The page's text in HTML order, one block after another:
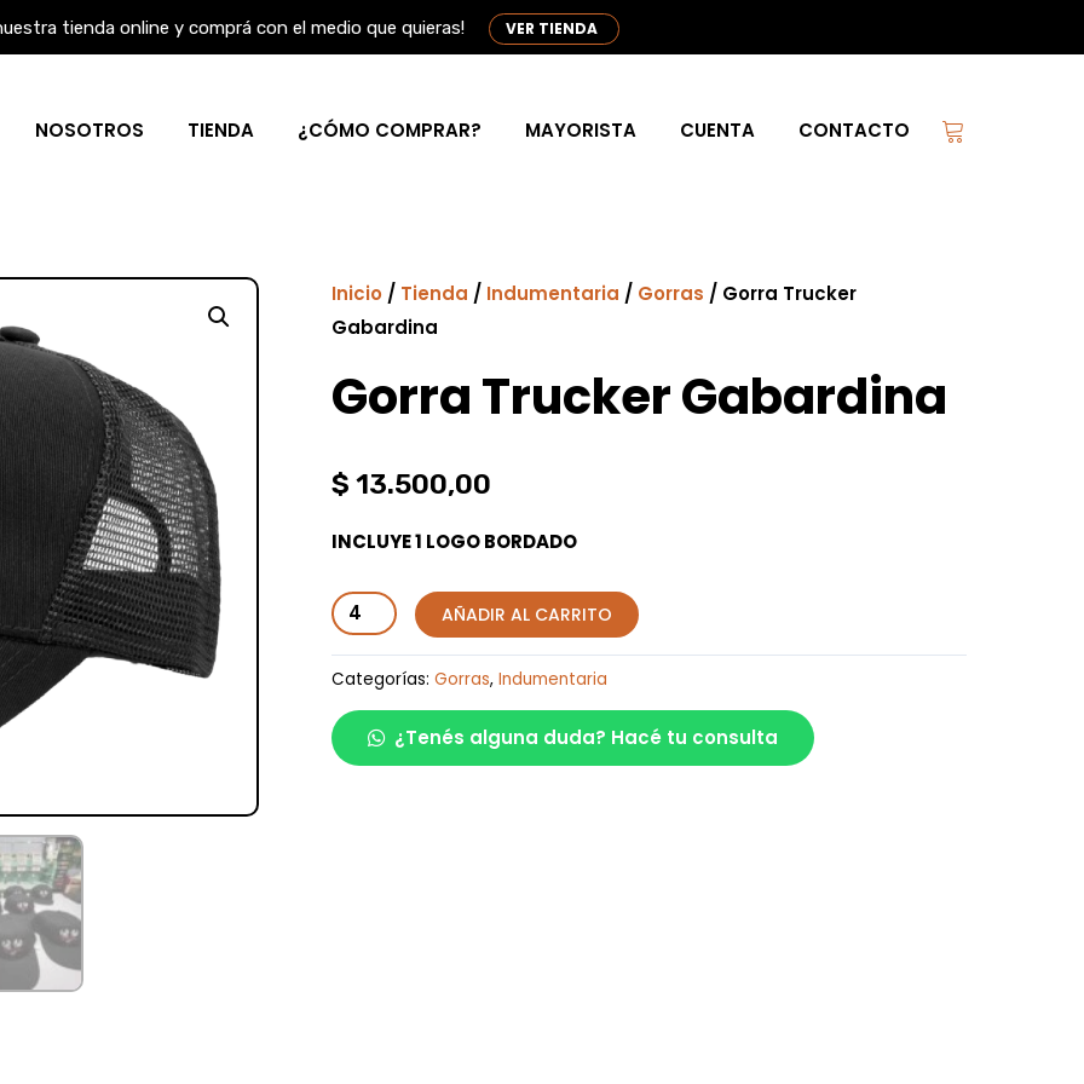
tienda online y comprá con el medio que quieras! VER TIENDA
NOSOTROS TIENDA ¿CÓMO COMPRAR? MAYORISTA CUENTA CONTACTO
Inicio / Tienda / Indumentaria / Gorras / Gorra Trucker
Gabardina
Gorra Trucker Gabardina
$ 13.500,00
INCLUYE 1 LOGO BORDADO
Gorra
Trucker
Gabardina
cantidad
AÑADIR AL CARRITO
Categorías: Gorras, Indumentaria
¿Tenés alguna duda? Hacé tu consulta